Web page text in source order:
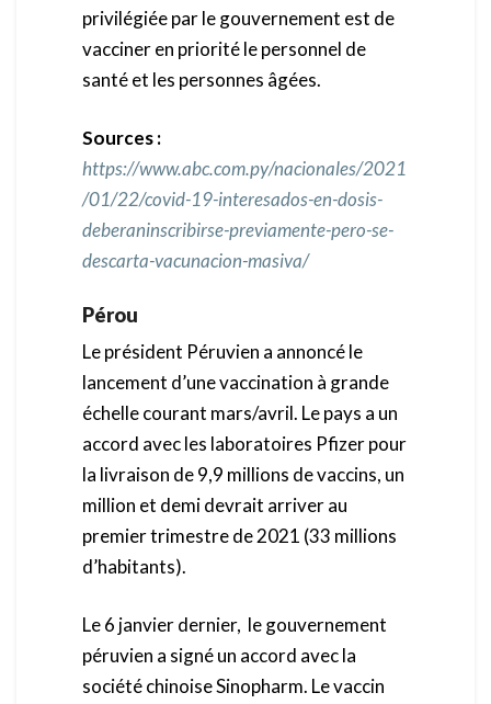
privilégiée par le gouvernement est de
vacciner en priorité le personnel de
santé et les personnes âgées.
Sources :
https://www.abc.com.py/nacionales/2021
/01/22/covid-19-interesados-en-dosis-
deberaninscribirse-previamente-pero-se-
descarta-vacunacion-masiva/
Pérou
Le président Péruvien a annoncé le
lancement d’une vaccination à grande
échelle courant mars/avril. Le pays a un
accord avec les laboratoires Pfizer pour
la livraison de 9,9 millions de vaccins, un
million et demi devrait arriver au
premier trimestre de 2021 (33 millions
d’habitants).
Le 6 janvier dernier, le gouvernement
péruvien a signé un accord avec la
société chinoise Sinopharm. Le vaccin